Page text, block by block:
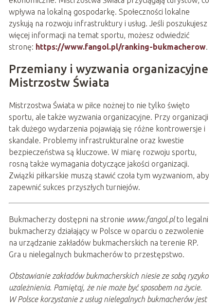
wpływa na lokalną gospodarkę. Społeczności lokalne
zyskują na rozwoju infrastruktury i usług. Jeśli poszukujesz
więcej informacji na temat sportu, możesz odwiedzić
stronę: https://www.fangol.pl/ranking-bukmacherow.
Przemiany i wyzwania organizacyjne
Mistrzostw Świata
Mistrzostwa Świata w piłce nożnej to nie tylko święto
sportu, ale także wyzwania organizacyjne. Przy organizacji
tak dużego wydarzenia pojawiają się różne kontrowersje i
skandale. Problemy infrastrukturalne oraz kwestie
bezpieczeństwa są kluczowe. W miarę rozwoju sportu,
rosną także wymagania dotyczące jakości organizacji.
Związki piłkarskie muszą stawić czoła tym wyzwaniom, aby
zapewnić sukces przyszłych turniejów.
Bukmacherzy dostępni na stronie www.fangol.plto legalni
bukmacherzy działający w Polsce w oparciu o zezwolenie
na urządzanie zakładów bukmacherskich na terenie RP.
Gra u nielegalnych bukmacherów to przestępstwo.
Obstawianie zakładów bukmacherskich niesie ze sobą ryzyko
uzależnienia. Pamiętaj, że nie może być sposobem na życie.
W Polsce korzystanie z usług nielegalnych bukmacherów jest